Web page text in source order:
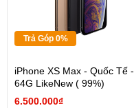
Trả Góp 0%
iPhone XS Max - Quốc Tế -
64G LikeNew ( 99%)
6.500.000₫